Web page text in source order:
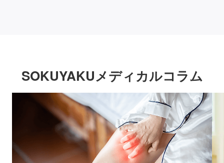
SOKUYAKUメディカルコラム